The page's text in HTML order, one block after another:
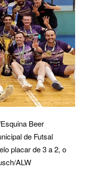
Beer
de Futsal
placar de 3 a 2, o
ALW